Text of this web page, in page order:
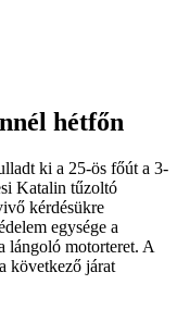
hétfőn
ki a 25-ös főút a 3-
Katalin tűzoltó
kérdésükre
egysége a
lángoló motorteret. A
következő járat